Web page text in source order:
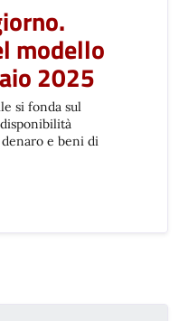
modello
2025
si fonda sul
e beni di